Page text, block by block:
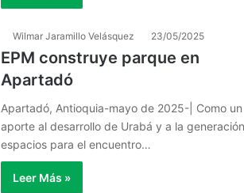
Wilmar Jaramillo Velásquez 23/05/2025
EPM construye parque en
Apartadó
Apartadó, Antioquia-mayo de 2025-| Como un
aporte al desarrollo de Urabá y a la
espacios para el encuentro…
Leer Más »